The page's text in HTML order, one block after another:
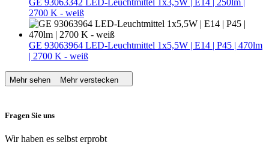
GE 93063342 LED-Leuchtmittel 1x3,5W | E14 | 250lm |
2700 K - weiß
GE 93063964 LED-Leuchtmittel 1x5,5W | E14 | P45 | 470lm
| 2700 K - weiß
Mehr sehen Mehr verstecken
Fragen Sie uns
Wir haben es selbst erprobt